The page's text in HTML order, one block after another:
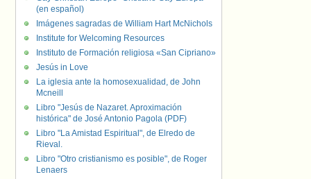
(en español)
Imágenes sagradas de William Hart McNichols
Institute for Welcoming Resources
Instituto de Formación religiosa «San Cipriano»
Jesús in Love
La iglesia ante la homosexualidad, de John
Mcneill
Libro "Jesús de Nazaret. Aproximación
histórica" de José Antonio Pagola (PDF)
Libro "La Amistad Espiritual", de Elredo de
Rieval.
Libro "Otro cristianismo es posible", de Roger
Lenaers